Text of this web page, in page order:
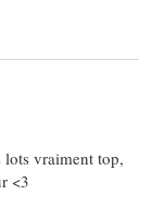
lots vraiment top,
<3